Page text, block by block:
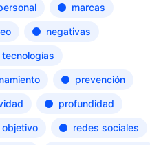
marcas
negativas
prevención
profundidad
redes sociales